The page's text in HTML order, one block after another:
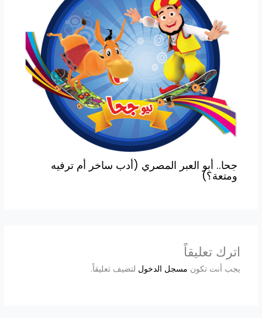
جحا.. أبو العبر المصري (أدب ساخر أم ترفيه
ومتعة؟)
اترك تعليقاً
يجب أنت تكون مسجل الدخول لتضيف تعليقاً.